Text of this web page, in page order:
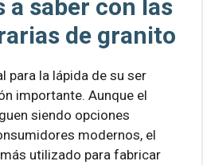
a saber con las
de granito
para la lápida de su ser
importante. Aunque el
siendo opciones
modernos, el
utilizado para fabricar